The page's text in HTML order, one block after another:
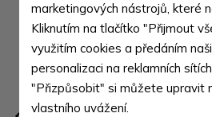
marketingových nástrojů, které
Kliknutím na tlačítko "Přijmout
využitím cookies a předáním
personalizaci na reklamních
"Přizpůsobit" si můžete upravit
vlastního uvážení.